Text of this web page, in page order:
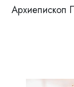
Архиепископ